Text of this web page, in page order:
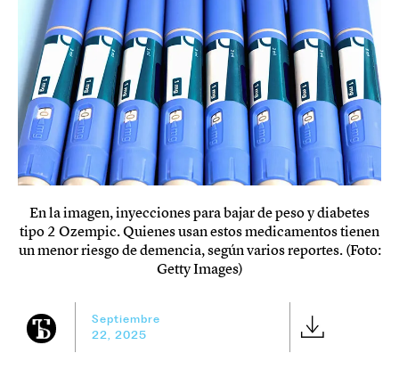
En la imagen, inyecciones para bajar de peso y diabetes
tipo 2 Ozempic. Quienes usan estos medicamentos tienen
un menor riesgo de demencia, según varios reportes. (Foto:
Getty Images)
Septiembre
22, 2025